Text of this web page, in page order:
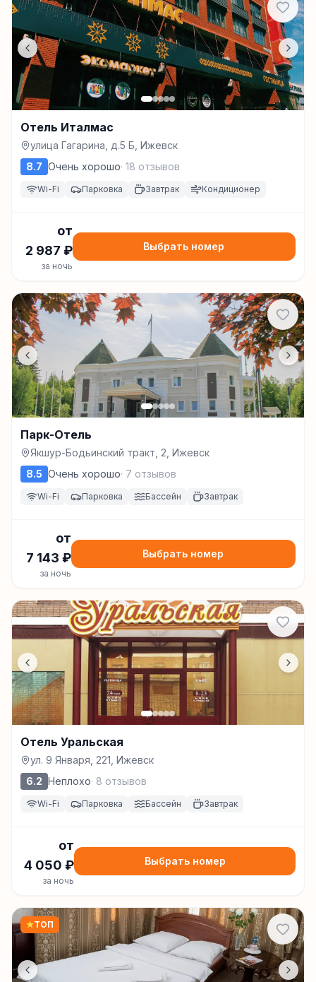
Отель Италмас
улица Гагарина, д.5 Б, Ижевск
8.7 Очень хорошо· 18 отзывов
Wi-Fi Парковка Завтрак Кондиционер
от
2 987 ₽
за ночь
Выбрать номер
Парк-Отель
Якшур-Бодьинский тракт, 2, Ижевск
8.5 Очень хорошо· 7 отзывов
Wi-Fi Парковка Бассейн Завтрак
от
7 143 ₽
за ночь
Выбрать номер
Отель Уральская
ул. 9 Января, 221, Ижевск
6.2 Неплохо· 8 отзывов
Wi-Fi Парковка Бассейн Завтрак
от
4 050 ₽
за ночь
Выбрать номер
★ТОП